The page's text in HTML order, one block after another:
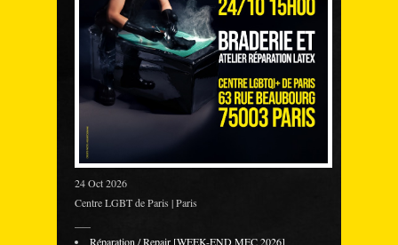
24 Oct 2026
Centre LGBT de Paris | Paris
Réparation / Repair [WEEK-END MEC 2026]